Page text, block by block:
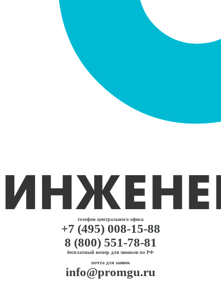
телефон центрального офиса
+7 (495) 008-15-88
8 (800) 551-78-81
бесплатный номер для звонков по РФ
почта для заявок
info@promgu.ru